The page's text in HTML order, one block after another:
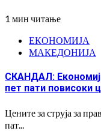
1 мин читање
ЕКОНОМИЈА
МАКЕДОНИЈА
СКАНДАЛ:
пет пати повисоки
Цените за струја за
пат...